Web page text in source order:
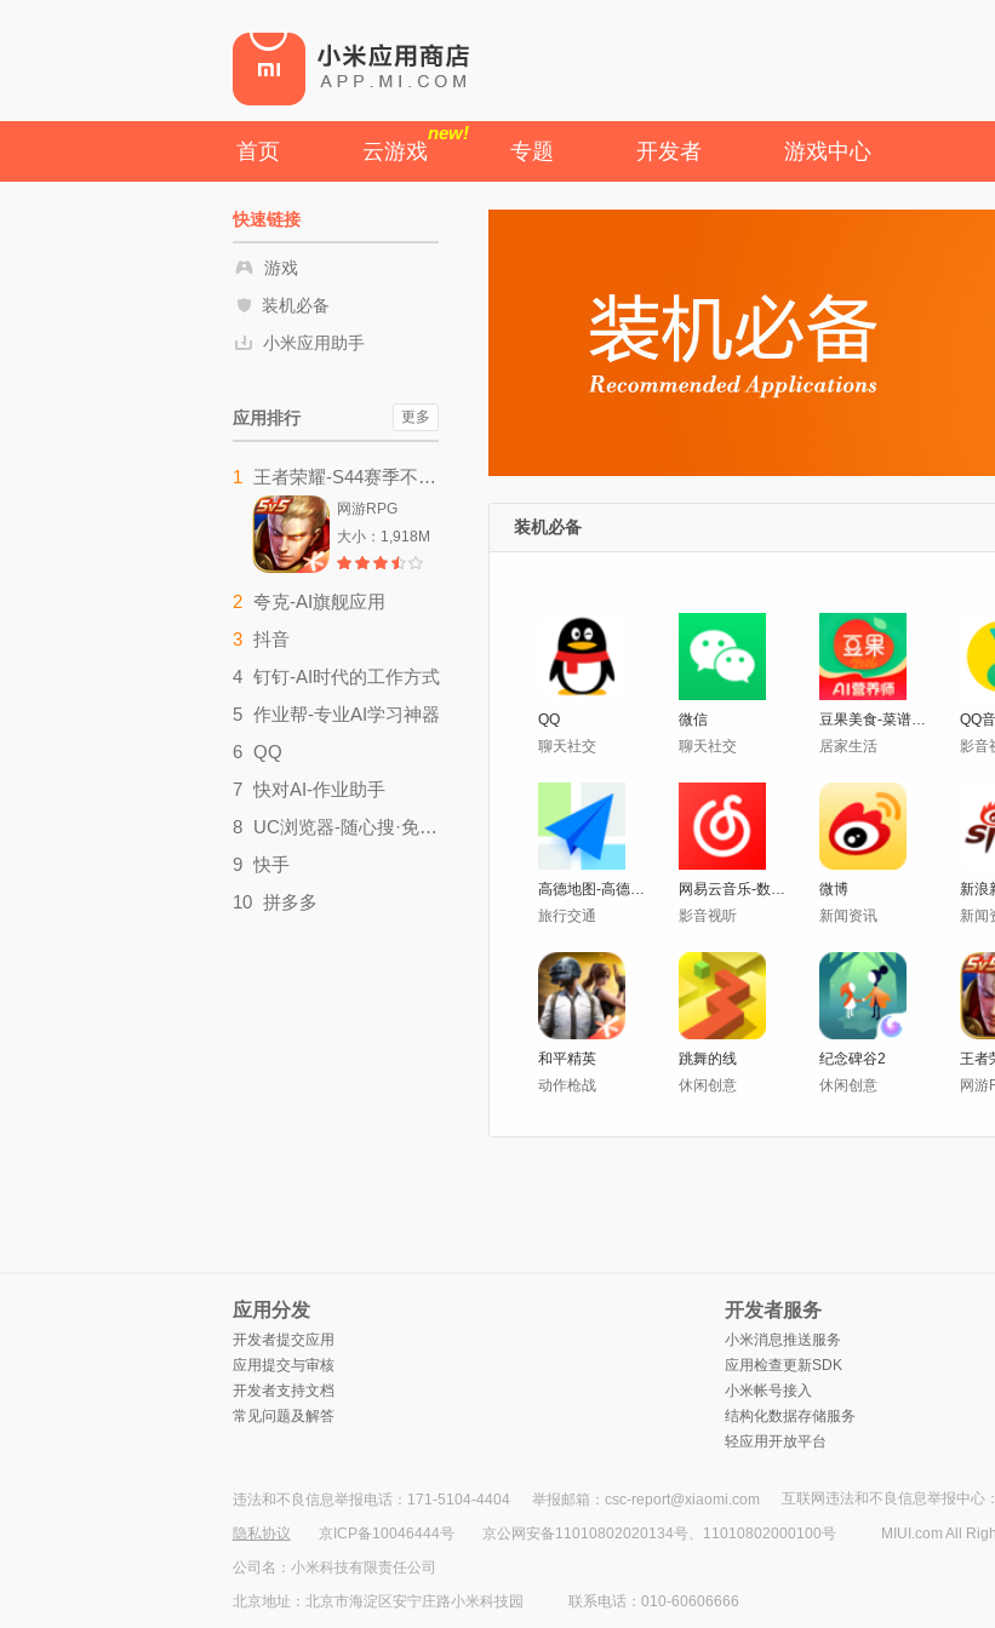
首页 云游戏
new!
专题 开发者 游戏中心
装机必备
QQ
聊天社交
微信
聊天社交
豆果美食-菜谱食谱视频菜谱大全
居家生活
QQ
影音
高德地图-高德打车,导航公交地铁
旅行交通
网易云音乐-数亿免费音乐畅听
影音视听
微博
新闻资讯
新浪
新闻
和平精英
动作枪战
跳舞的线
休闲创意
纪念碑谷2
休闲创意
网游
快速链接
游戏
装机必备
小米应用助手
更多
应用排行
1 王者荣耀-S44赛季不拘命格
网游RPG
大小：1,918M
2 夸克-AI旗舰应用
3 抖音
影音视听
4 钉钉-AI时代的工作方式
效率办公
5 作业帮-专业AI学习神器
6 QQ
聊天社交
7 快对AI-作业助手
实用工具
8 UC浏览器-随心搜·免费看
9 快手
10 拼多多
应用分发
开发者提交应用
应用提交与审核
开发者支持文档
常见问题及解答
开发者服务
小米消息推送服务
应用检查更新SDK
小米帐号接入
结构化数据存储服务
轻应用开放平台
违法和不良信息举报电话：171-5104-4404 举报邮箱：csc-report@xiaomi.com 互联网违法和不良信息举报中心：
隐私协议
京ICP备10046444号 京公网安备11010802020134号、11010802000100号
MIUI.com All
公司名：小米科技有限责任公司
北京地址：北京市海淀区安宁庄路小米科技园
联系电话：010-60606666